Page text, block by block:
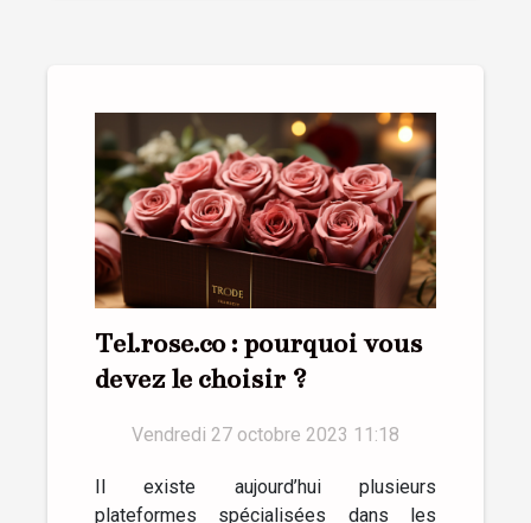
Tel.rose.co : pourquoi vous
devez le choisir ?
Vendredi 27 octobre 2023 11:18
Il existe aujourd’hui plusieurs
plateformes spécialisées dans les